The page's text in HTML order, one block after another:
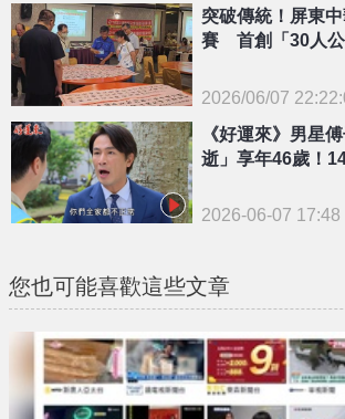
突破傳統！屏東
賽 首創「30人公
2026/06/07
《好運來》男星
逝」享年46歲！
2026-06-07 17:48
您也可能喜歡這些文章